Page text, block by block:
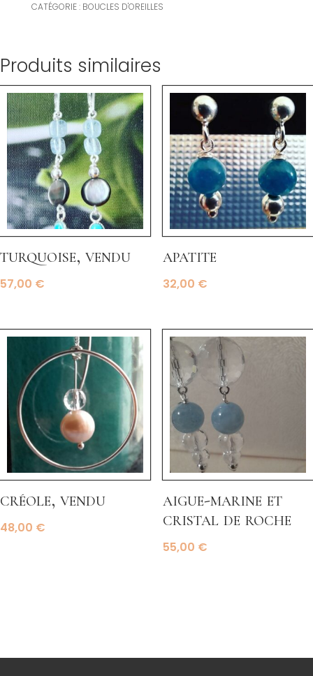
CATÉGORIE : BOUCLES D'OREILLES
Produits similaires
turquoise, vendu
57,00 €
apatite
32,00 €
créole, vendu
48,00 €
aigue-marine et
cristal de roche
55,00 €